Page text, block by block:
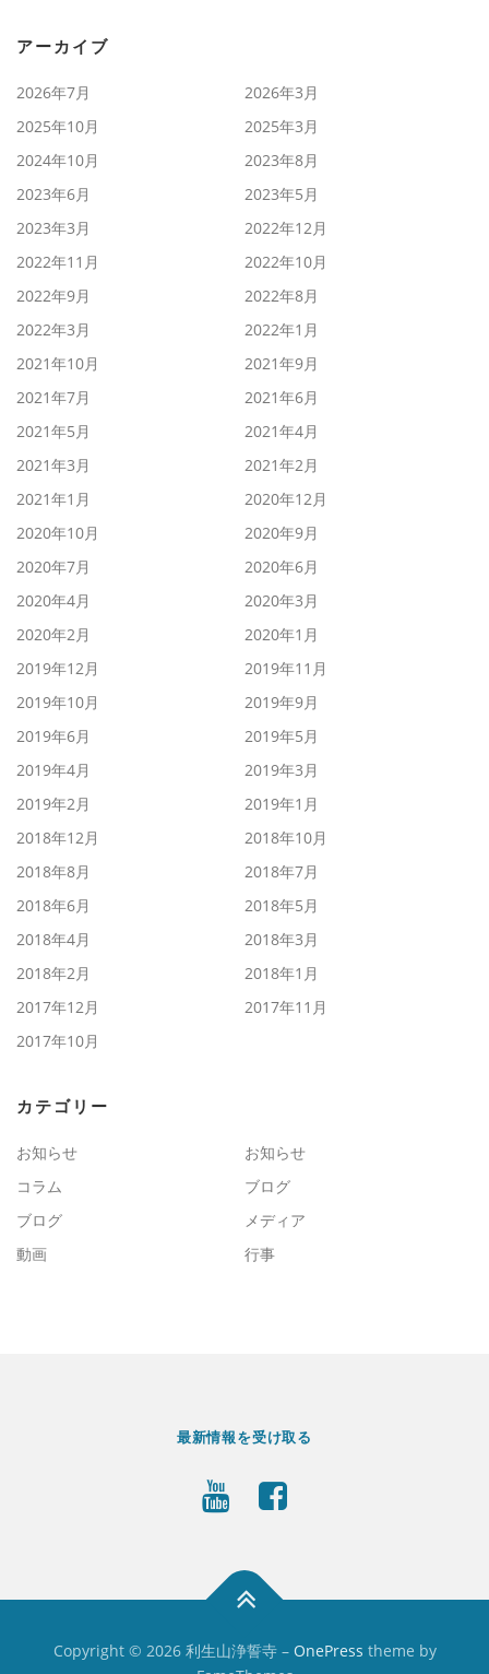
アーカイブ
2026年7月
2026年3月
2025年10月
2025年3月
2024年10月
2023年8月
2023年6月
2023年5月
2023年3月
2022年12月
2022年11月
2022年10月
2022年9月
2022年8月
2022年3月
2022年1月
2021年10月
2021年9月
2021年7月
2021年6月
2021年5月
2021年4月
2021年3月
2021年2月
2021年1月
2020年12月
2020年10月
2020年9月
2020年7月
2020年6月
2020年4月
2020年3月
2020年2月
2020年1月
2019年12月
2019年11月
2019年10月
2019年9月
2019年6月
2019年5月
2019年4月
2019年3月
2019年2月
2019年1月
2018年12月
2018年10月
2018年8月
2018年7月
2018年6月
2018年5月
2018年4月
2018年3月
2018年2月
2018年1月
2017年12月
2017年11月
2017年10月
カテゴリー
お知らせ
お知らせ
コラム
ブログ
ブログ
メディア
動画
行事
最新情報を受け取る
Copyright © 2026 利生山浄誓寺 – OnePress theme by